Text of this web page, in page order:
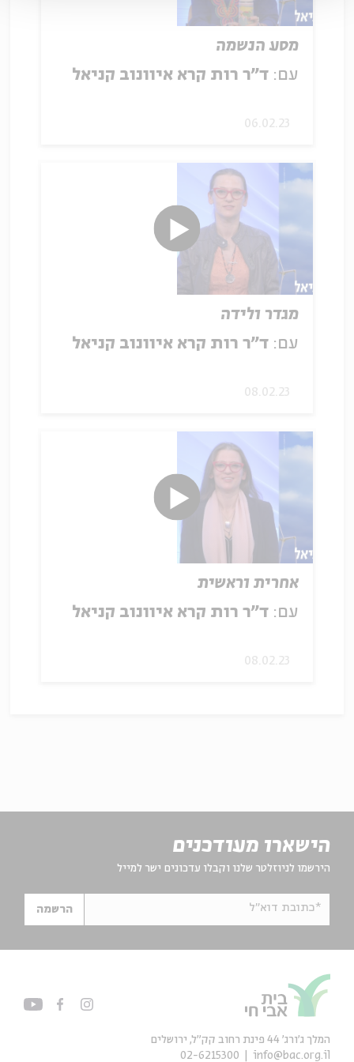
מסע הנשמה
עם: ד״ר רות קרא איוונוב קניאל
06.02.23
מגדר ולידה
עם: ד״ר רות קרא איוונוב קניאל
08.02.23
אחרית וראשית
עם: ד״ר רות קרא איוונוב קניאל
08.02.23
הישארו מעודכנים
הירשמו לניוזלטר שלנו וקבלו עדכונים ישר למייל
*כתובת דוא"ל הרשמה
המלך ג'ורג' 44 פינת רחוב קק״ל, ירושלים
info@bac.org.il
02-6215300